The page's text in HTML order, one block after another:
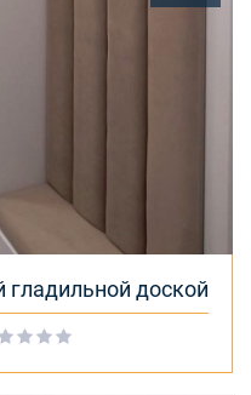
гладильной доской